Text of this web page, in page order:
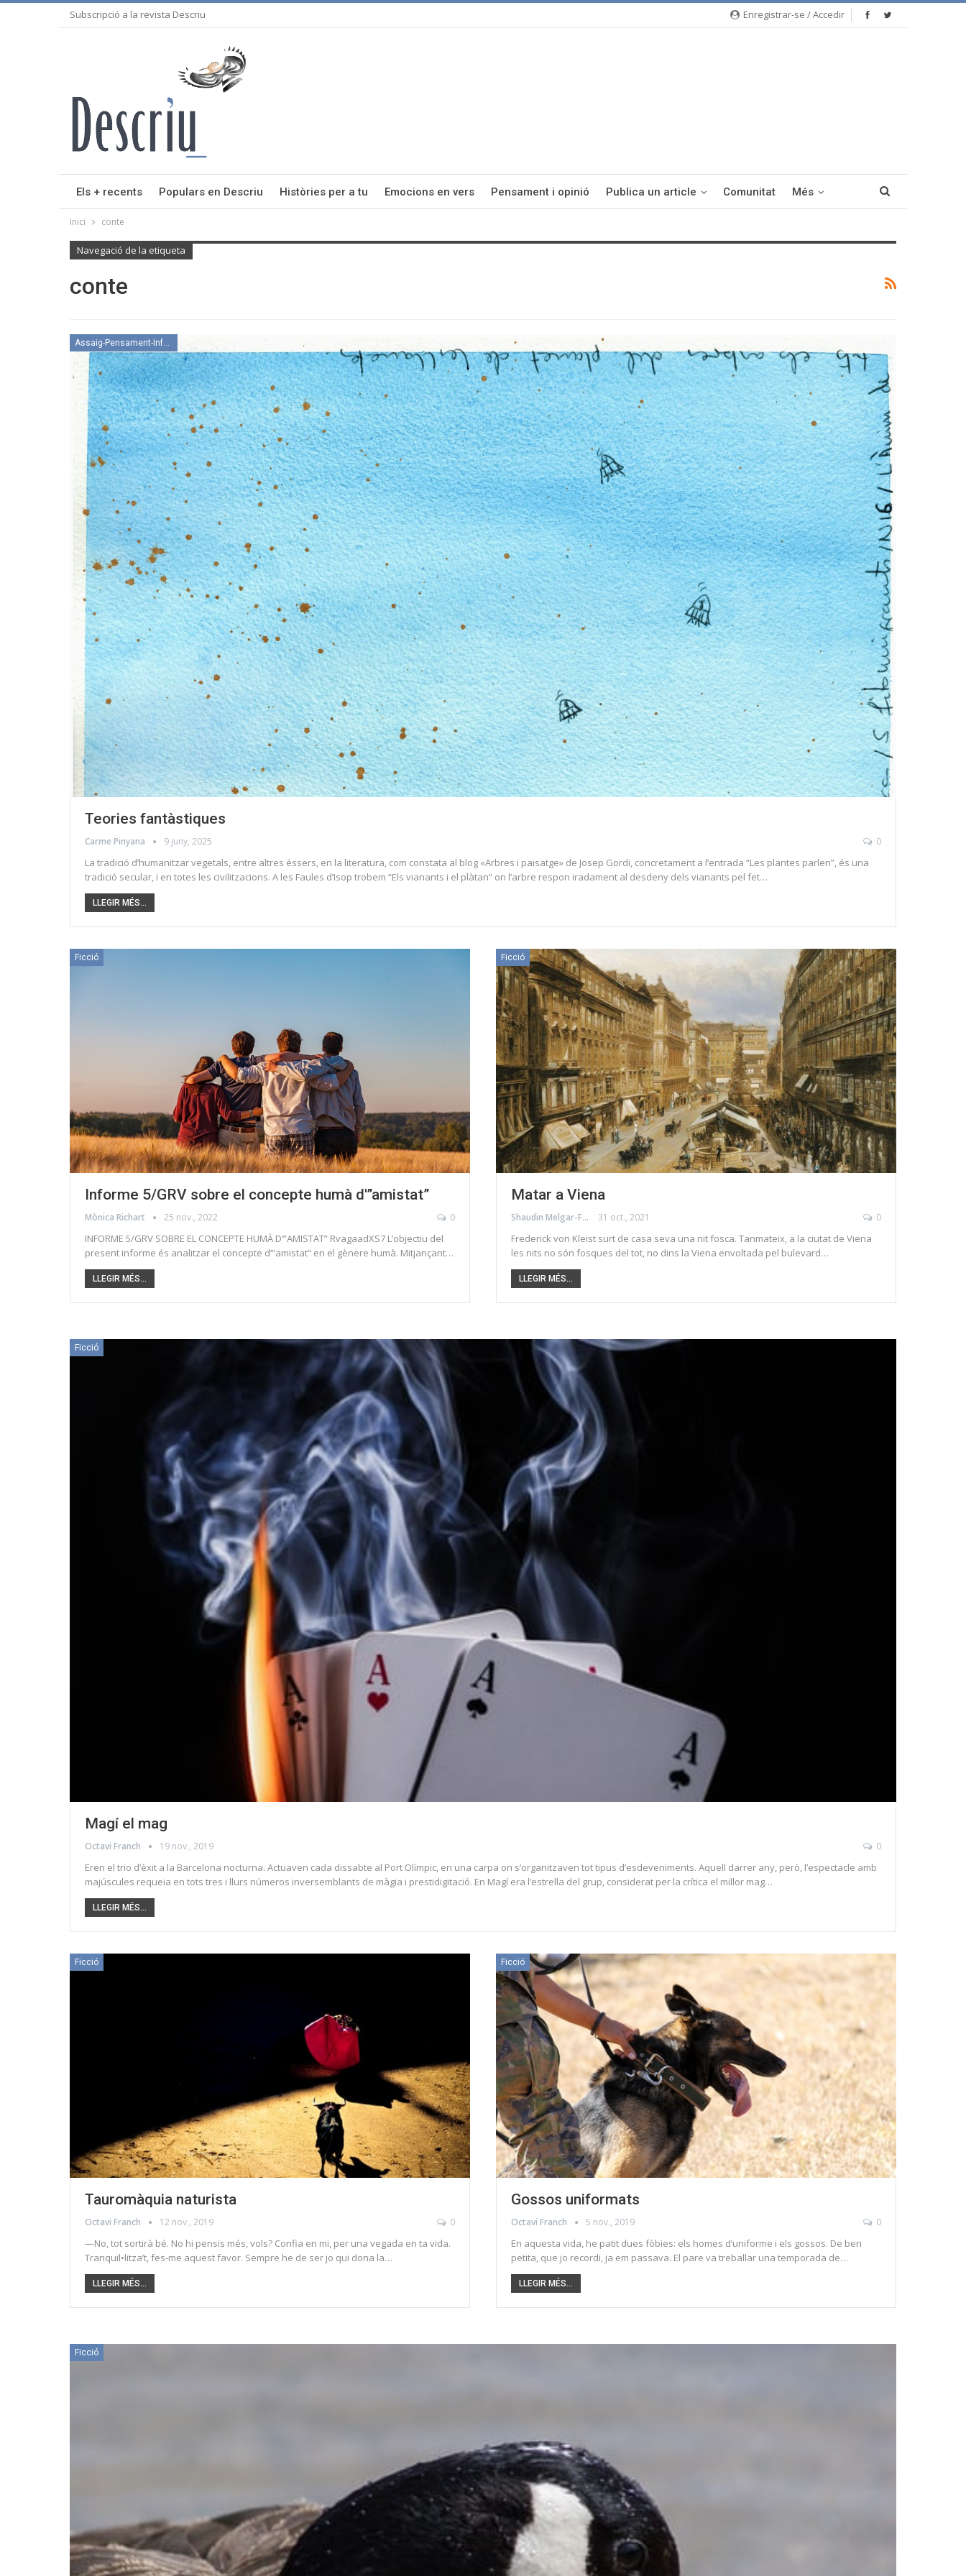
Enregistrar-se / Accedir
Subscripció a la revista Descriu
Els + recents Populars en Descriu Històries per a tu Emocions en vers Pensament i opinió Publica un article Comunitat Més
Inici conte
Navegació de la etiqueta
conte
Assaig-Pensament-Informació
Teories fantàstiques
Carme Pinyana 9 juny, 2025 0
La tradició d’humanitzar vegetals, entre altres éssers, en la literatura, com constata al blog «Arbres i paisatge» de Josep Gordi, concretament a l’entrada “Les plantes parlen”, és una
tradició secular, i en totes les civilitzacions. A les Faules d’Isop trobem “Els vianants i el plàtan” on l’arbre respon iradament al desdeny dels vianants pel fet…
LLEGIR MÉS...
Ficció
Informe 5/GRV sobre el concepte humà d'”amistat”
Mònica Richart 25 nov., 2022 0
INFORME 5/GRV SOBRE EL CONCEPTE HUMÀ D’”AMISTAT” RvagaadXS7 L’objectiu del
present informe és analitzar el concepte d’”amistat” en el gènere humà. Mitjançant…
LLEGIR MÉS...
Ficció
Matar a Viena
Shaudin Melgar-Foraster 31 oct., 2021 0
Frederick von Kleist surt de casa seva una nit fosca. Tanmateix, a la ciutat de Viena
les nits no són fosques del tot, no dins la Viena envoltada pel bulevard…
LLEGIR MÉS...
Ficció
Magí el mag
Octavi Franch 19 nov., 2019 0
Eren el trio d’èxit a la Barcelona nocturna. Actuaven cada dissabte al Port Olímpic, en una carpa on s’organitzaven tot tipus d’esdeveniments. Aquell darrer any, però, l’espectacle amb
majúscules requeia en tots tres i llurs números inversemblants de màgia i prestidigitació. En Magí era l’estrella del grup, considerat per la crítica el millor mag…
LLEGIR MÉS...
Ficció
Tauromàquia naturista
Octavi Franch 12 nov., 2019 0
—No, tot sortirà bé. No hi pensis més, vols? Confia en mi, per una vegada en ta vida.
Tranquil•litza’t, fes-me aquest favor. Sempre he de ser jo qui dona la…
LLEGIR MÉS...
Ficció
Gossos uniformats
Octavi Franch 5 nov., 2019 0
En aquesta vida, he patit dues fòbies: els homes d’uniforme i els gossos. De ben
petita, que jo recordi, ja em passava. El pare va treballar una temporada de…
LLEGIR MÉS...
Ficció